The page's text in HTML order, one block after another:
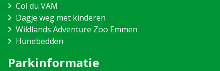
Col du VAM
Dagje weg met kinderen
Wildlands Adventure Zoo Emmen
Hunebedden
Parkinformatie